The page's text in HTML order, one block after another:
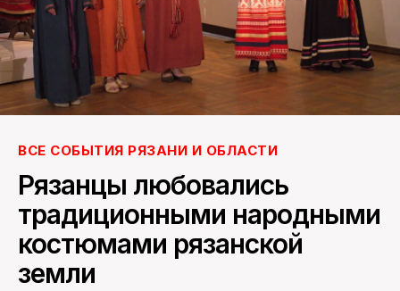
Интересное
Новости кино и ТВ
Новости России
Политика
Все материалы 7инфо
ПОИСК ПО САЙТУ
ВСЕ СОБЫТИЯ РЯЗАНИ И ОБЛАСТИ
Рязанцы любовались
традиционными народными
костюмами рязанской
земли